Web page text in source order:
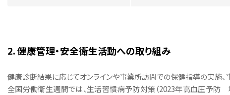
2. 健康管理・安全衛生活動への取り組み
健康診断結果に応じてオンラインや事業所訪問での保健指導の実施、
全国労働衛生週間では、生活習慣病予防対策（2023年高血圧予防